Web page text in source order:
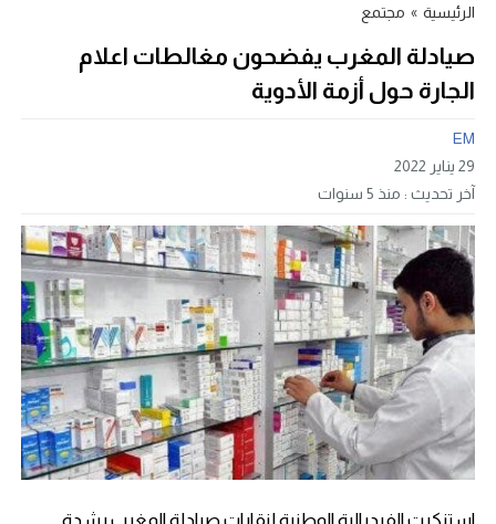
الرئيسية » مجتمع
صيادلة المغرب يفضحون مغالطات اعلام
الجارة حول أزمة الأدوية
EM
29 يناير 2022
آخر تحديث : منذ 5 سنوات